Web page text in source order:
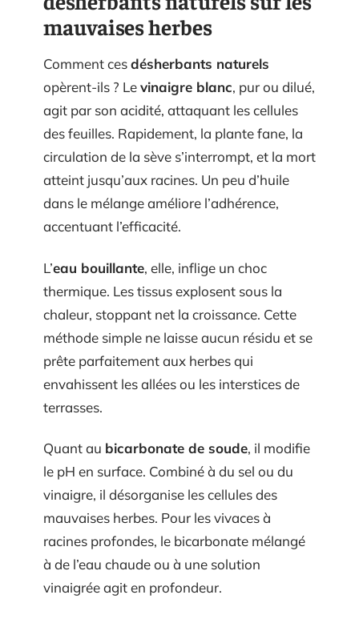
mauvaises herbes
Comment cesdésherbants naturels
opèrent-ils ? Levinaigre blanc, pur ou dilué,
agit par son acidité, attaquant les cellules
des feuilles. Rapidement, la plante fane, la
circulation de la sève s’interrompt, et la mort
atteint jusqu’aux racines. Un peu d’huile
dans le mélange améliore l’adhérence,
accentuant l’efficacité.
L’eau bouillante, elle, inflige un choc
thermique. Les tissus explosent sous la
chaleur, stoppant net la croissance. Cette
méthode simple ne laisse aucun résidu et se
prête parfaitement aux herbes qui
envahissent les allées ou les interstices de
terrasses.
Quant au bicarbonate de soude, il modifie
le pH en surface. Combiné à du sel ou du
vinaigre, il désorganise les cellules des
mauvaises herbes. Pour les vivaces à
racines profondes, le bicarbonate mélangé
à de l’eau chaude ou à une solution
vinaigrée agit en profondeur.